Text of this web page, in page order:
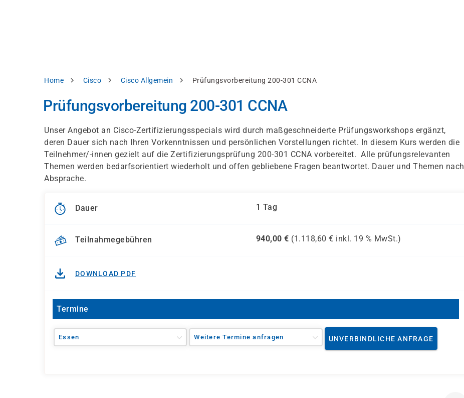
Pfadnavigation
Home Cisco Cisco Allgemein Prüfungsvorbereitung 200-301 CCNA
Prüfungsvorbereitung 200-301 CCNA
Unser Angebot an Cisco-Zertifizierungsspecials wird durch maßgeschneiderte Prüfungsworkshops ergänzt,
deren Dauer sich nach Ihren Vorkenntnissen und persönlichen Vorstellungen richtet. In diesem Kurs werden die
Teilnehmer/-innen gezielt auf die Zertifizierungsprüfung 200-301 CCNA vorbereitet. Alle prüfungsrelevanten
Themen werden bedarfsorientiert wiederholt und offen gebliebene Fragen beantwortet. Dauer und Themen nach
Absprache.
Dauer 1 Tag
Teilnahmegebühren 940,00 € (1.118,60 € inkl. 19 % MwSt.)
DOWNLOAD PDF
Termine
Essen Weitere Termine anfragen UNVERBINDLICHE ANFRAGE
Datenschutzhinweis